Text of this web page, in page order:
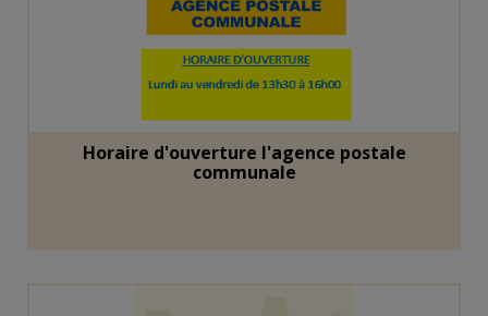
Horaire d'ouverture l'agence postale
communale